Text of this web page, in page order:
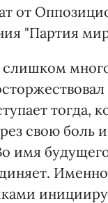
от
"Партия
тогда,
свою боль
имя